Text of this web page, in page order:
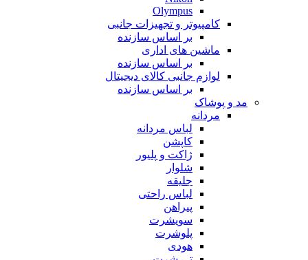
Olympus
کامپیوتر و تجهیزات جانبی
بر اساس سازنده
ماشین های اداری
بر اساس سازنده
لوازم جانبی کالای دیجیتال
بر اساس سازنده
مد و پوشاک
مردانه
لباس مردانه
کاپشن
ژاکت و پلیور
شلوار
جلیقه
لباس راحتی
پیراهن
سویشرت
پلوشرت
هودی